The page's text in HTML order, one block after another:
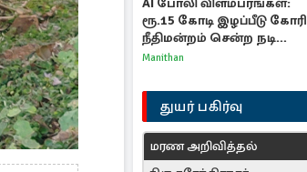
AI போலி விளம்பரங்கள்:
ரூ.15 கோடி இழப்பீடு கோரி
நீதிமன்றம் சென்ற நடிகை
ஸ்ருதி ஹாசன்!
Manithan
துயர் பகிர்வு
மரண அறிவித்தல்